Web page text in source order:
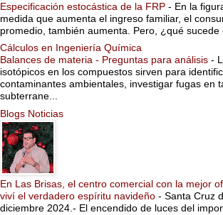
Especificación estocástica de la FRP - En la
medida que aumenta el ingreso familiar, el
promedio, también aumenta. Pero, ¿qué sucede
Cálculos en Ingeniería Química
Balances de materia - Preguntas para análisis -
isotópicos en los compuestos sirven para
contaminantes ambientales, investigar fugas en
subterrane...
Blogs Noticias
En Las Brisas, el centro comercial con la mejor
viví el verdadero espíritu navideño - Santa Cruz
diciembre 2024.- El encendido de luces del